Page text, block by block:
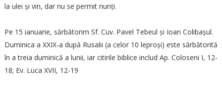
la ulei și vin, dar nu se permit nunți.
Pe 15 ianuarie, sărbătorim Sf. Cuv. Pavel Tebeul și Ioan Colibașul.
Duminica a XXIX-a după Rusalii (a celor 10 leproși) este sărbătorită
în a treia duminică a lunii, iar citirile biblice includ Ap. Coloseni I, 12-
18; Ev. Luca XVII, 12-19